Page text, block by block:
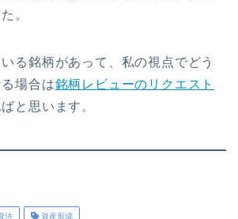
。
る銘柄があって、私の視点でどう
場合は銘柄レビューのリクエスト
と思います。
法 資産形成